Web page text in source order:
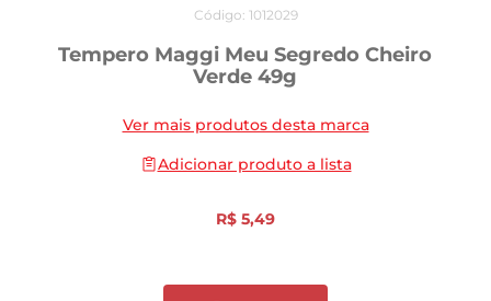
Código: 1012029
Tempero Maggi Meu Segredo Cheiro
Verde 49g
Ver mais produtos desta marca
Adicionar produto a lista
R$ 5,49